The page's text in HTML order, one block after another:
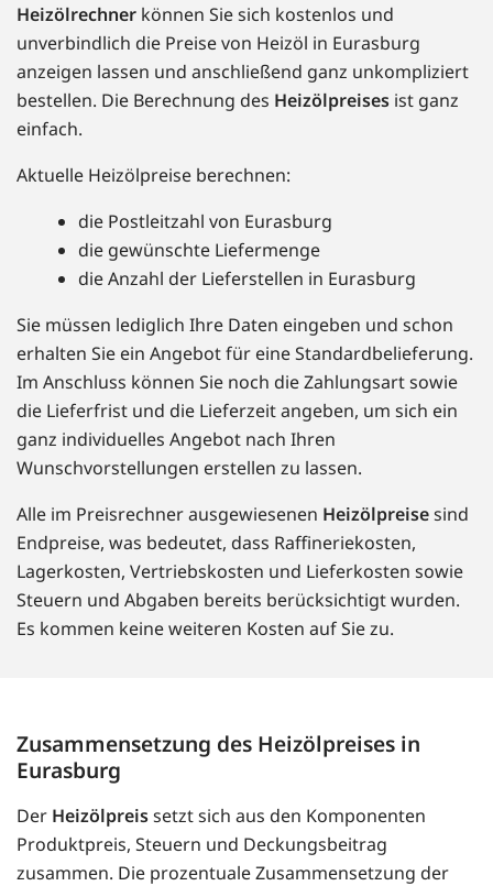
Heizölrechner können Sie sich kostenlos und
unverbindlich die Preise von Heizöl in Eurasburg
anzeigen lassen und anschließend ganz unkompliziert
bestellen. Die Berechnung des Heizölpreises ist ganz
einfach.
Aktuelle Heizölpreise berechnen:
die Postleitzahl von Eurasburg
die gewünschte Liefermenge
die Anzahl der Lieferstellen in Eurasburg
Sie müssen lediglich Ihre Daten eingeben und schon
erhalten Sie ein Angebot für eine Standardbelieferung.
Im Anschluss können Sie noch die Zahlungsart sowie
die Lieferfrist und die Lieferzeit angeben, um sich ein
ganz individuelles Angebot nach Ihren
Wunschvorstellungen erstellen zu lassen.
Alle im Preisrechner ausgewiesenen Heizölpreisesind
Endpreise, was bedeutet, dass Raffineriekosten,
Lagerkosten, Vertriebskosten und Lieferkosten sowie
Steuern und Abgaben bereits berücksichtigt wurden.
Es kommen keine weiteren Kosten auf Sie zu.
Zusammensetzung des Heizölpreises in
Eurasburg
Der Heizölpreissetzt sich aus den Komponenten
Produktpreis, Steuern und Deckungsbeitrag
zusammen. Die prozentuale Zusammensetzung der